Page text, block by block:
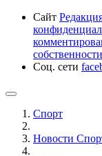
Сайт
собственности
Соц. сети
Спорт
Новости